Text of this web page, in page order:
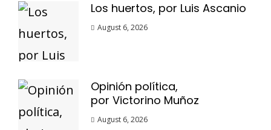
Los huertos, por Luis Ascanio
August 6, 2026
Opinión política,
por Victorino Muñoz
August 6, 2026